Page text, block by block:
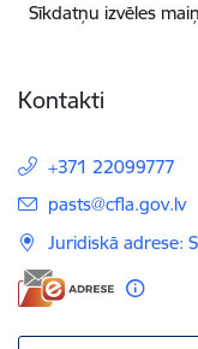
Sīkdatņu izvēles
Kontakti
+371 22099777
E-pasts:
pasts@cfla.gov.lv
Juridiskā adrese: